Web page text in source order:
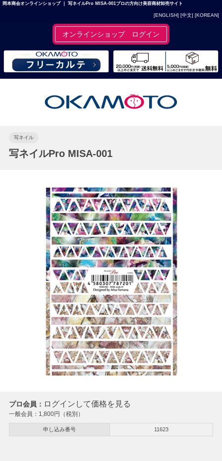
岡本商会オンラインショップ ｜ 写ネイルPro MISA-001プロの方向け美容商材卸売サイト
[ENGLISH] [中文] [KOREAN]
オンラインショップ ログイン
写ネイル
写ネイルPro MISA-001
プロ会員： ログインして価格を見る
一般会員： 1,800円（税別）
申し込み番号 11623